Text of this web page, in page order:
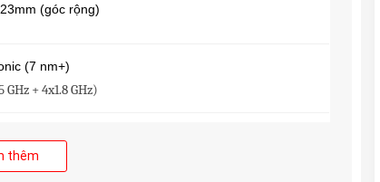
(góc rộng)
(7 nm+)
+ 4x1.8 GHz)
nhân)
thêm